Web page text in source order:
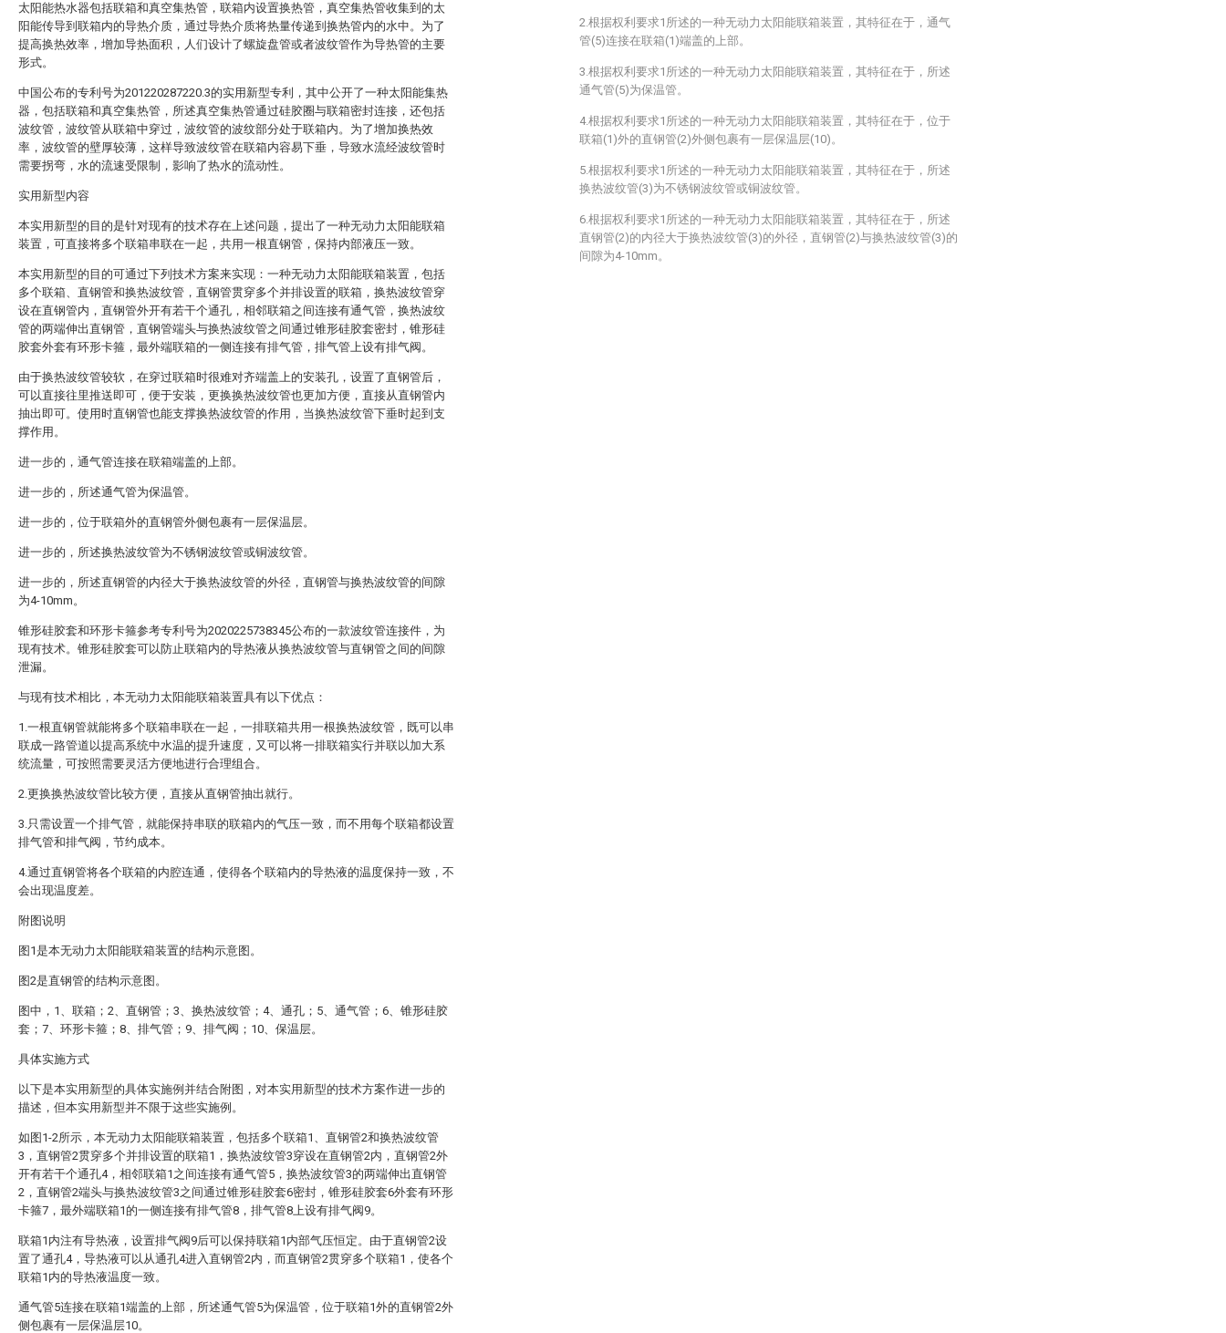
太阳能热水器包括联箱和真空集热管，联箱内设置换热管，真空集热管收集到的太
阳能传导到联箱内的导热介质，通过导热介质将热量传递到换热管内的水中。为了
提高换热效率，增加导热面积，人们设计了螺旋盘管或者波纹管作为导热管的主要
形式。
中国公布的专利号为201220287220.3的实用新型专利，其中公开了一种太阳能集热
器，包括联箱和真空集热管，所述真空集热管通过硅胶圈与联箱密封连接，还包括
波纹管，波纹管从联箱中穿过，波纹管的波纹部分处于联箱内。为了增加换热效
率，波纹管的壁厚较薄，这样导致波纹管在联箱内容易下垂，导致水流经波纹管时
需要拐弯，水的流速受限制，影响了热水的流动性。
实用新型内容
本实用新型的目的是针对现有的技术存在上述问题，提出了一种无动力太阳能联箱
装置，可直接将多个联箱串联在一起，共用一根直钢管，保持内部液压一致。
本实用新型的目的可通过下列技术方案来实现：一种无动力太阳能联箱装置，包括
多个联箱、直钢管和换热波纹管，直钢管贯穿多个并排设置的联箱，换热波纹管穿
设在直钢管内，直钢管外开有若干个通孔，相邻联箱之间连接有通气管，换热波纹
管的两端伸出直钢管，直钢管端头与换热波纹管之间通过锥形硅胶套密封，锥形硅
胶套外套有环形卡箍，最外端联箱的一侧连接有排气管，排气管上设有排气阀。
由于换热波纹管较软，在穿过联箱时很难对齐端盖上的安装孔，设置了直钢管后，
可以直接往里推送即可，便于安装，更换换热波纹管也更加方便，直接从直钢管内
抽出即可。使用时直钢管也能支撑换热波纹管的作用，当换热波纹管下垂时起到支
撑作用。
进一步的，通气管连接在联箱端盖的上部。
进一步的，所述通气管为保温管。
进一步的，位于联箱外的直钢管外侧包裹有一层保温层。
进一步的，所述换热波纹管为不锈钢波纹管或铜波纹管。
进一步的，所述直钢管的内径大于换热波纹管的外径，直钢管与换热波纹管的间隙
为4-10mm。
锥形硅胶套和环形卡箍参考专利号为2020225738345公布的一款波纹管连接件，为
现有技术。锥形硅胶套可以防止联箱内的导热液从换热波纹管与直钢管之间的间隙
泄漏。
与现有技术相比，本无动力太阳能联箱装置具有以下优点：
1.一根直钢管就能将多个联箱串联在一起，一排联箱共用一根换热波纹管，既可以串
联成一路管道以提高系统中水温的提升速度，又可以将一排联箱实行并联以加大系
统流量，可按照需要灵活方便地进行合理组合。
2.更换换热波纹管比较方便，直接从直钢管抽出就行。
3.只需设置一个排气管，就能保持串联的联箱内的气压一致，而不用每个联箱都设置
排气管和排气阀，节约成本。
4.通过直钢管将各个联箱的内腔连通，使得各个联箱内的导热液的温度保持一致，不
会出现温度差。
附图说明
图1是本无动力太阳能联箱装置的结构示意图。
图2是直钢管的结构示意图。
图中，1、联箱；2、直钢管；3、换热波纹管；4、通孔；5、通气管；6、锥形硅胶
套；7、环形卡箍；8、排气管；9、排气阀；10、保温层。
具体实施方式
以下是本实用新型的具体实施例并结合附图，对本实用新型的技术方案作进一步的
描述，但本实用新型并不限于这些实施例。
如图1-2所示，本无动力太阳能联箱装置，包括多个联箱1、直钢管2和换热波纹管
3，直钢管2贯穿多个并排设置的联箱1，换热波纹管3穿设在直钢管2内，直钢管2外
开有若干个通孔4，相邻联箱1之间连接有通气管5，换热波纹管3的两端伸出直钢管
2，直钢管2端头与换热波纹管3之间通过锥形硅胶套6密封，锥形硅胶套6外套有环形
卡箍7，最外端联箱1的一侧连接有排气管8，排气管8上设有排气阀9。
联箱1内注有导热液，设置排气阀9后可以保持联箱1内部气压恒定。由于直钢管2设
置了通孔4，导热液可以从通孔4进入直钢管2内，而直钢管2贯穿多个联箱1，使各个
联箱1内的导热液温度一致。
通气管5连接在联箱1端盖的上部，所述通气管5为保温管，位于联箱1外的直钢管2外
侧包裹有一层保温层10。
2.根据权利要求1所述的一种无动力太阳能联箱装置，其特征在于，通气
管(5)连接在联箱(1)端盖的上部。
3.根据权利要求1所述的一种无动力太阳能联箱装置，其特征在于，所述
通气管(5)为保温管。
4.根据权利要求1所述的一种无动力太阳能联箱装置，其特征在于，位于
联箱(1)外的直钢管(2)外侧包裹有一层保温层(10)。
5.根据权利要求1所述的一种无动力太阳能联箱装置，其特征在于，所述
换热波纹管(3)为不锈钢波纹管或铜波纹管。
6.根据权利要求1所述的一种无动力太阳能联箱装置，其特征在于，所述
直钢管(2)的内径大于换热波纹管(3)的外径，直钢管(2)与换热波纹管(3)的
间隙为4-10mm。